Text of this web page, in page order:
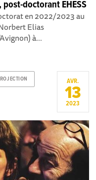
doctorant EHESS
en 2022/2023 au
Elias
à...
AVR.
13
2023